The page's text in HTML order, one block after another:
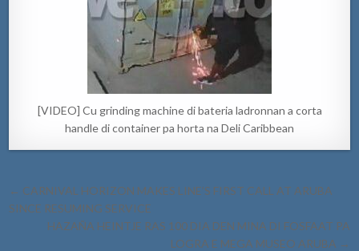
[VIDEO] Cu grinding machine di bateria ladronnan a corta
handle di container pa horta na Deli Caribbean
Post
navigation
← CARNIVAL HORIZON MAKES LINE’S FIRST CALL AT ARUBA
SINCE RESUMING SERVICE
HAZAÑA HEINTJE RAS 100 DIA DEN MINA DI FOSFAAT PA
LOGRA E MEGA MUSEO ARUBA →